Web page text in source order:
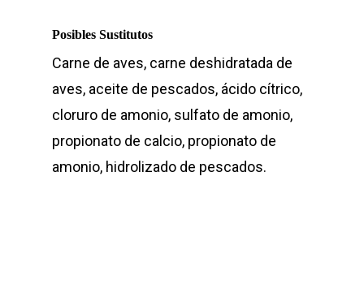
Posibles Sustitutos
Carne de aves, carne deshidratada de
aves, aceite de pescados, ácido cítrico,
cloruro de amonio, sulfato de amonio,
propionato de calcio, propionato de
amonio, hidrolizado de pescados.